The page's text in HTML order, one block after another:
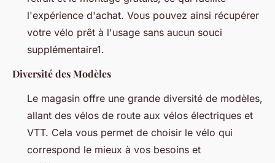
l'expérience d'achat. Vous pouvez ainsi récupérer
votre vélo prêt à l'usage sans aucun souci
supplémentaire1.
Diversité des Modèles
Le magasin offre une grande diversité de modèles,
allant des vélos de route aux vélos électriques et
VTT. Cela vous permet de choisir le vélo qui
correspond le mieux à vos besoins et